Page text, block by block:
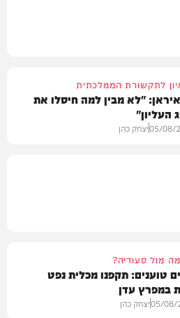
לתקשורת הממלכתית
"לא מבין למה חיסלו את
העליון"
05/08/יצחק כהן
מול סעודיה?
טוענים: תקפנו מכלית נפט
במפרץ עדן
05/08/יצחק כהן